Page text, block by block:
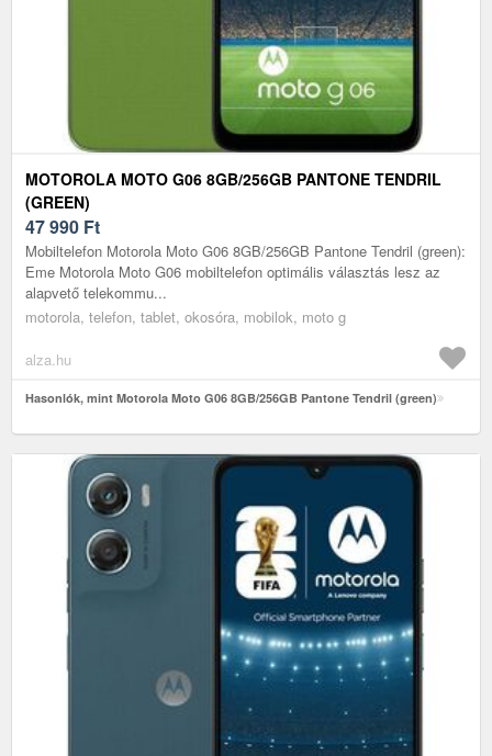
MOTOROLA MOTO G06 8GB/256GB PANTONE TENDRIL
(GREEN)
47 990 Ft
Mobiltelefon Motorola Moto G06 8GB/256GB Pantone Tendril (green):
Eme Motorola Moto G06 mobiltelefon optimális választás lesz az
alapvető telekommu...
motorola, telefon, tablet, okosóra, mobilok, moto g
alza.hu
Hasonlók, mint Motorola Moto G06 8GB/256GB Pantone Tendril (green)